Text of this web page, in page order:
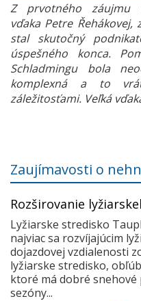
Z prvotného záujmu
vďaka Petre
stal skutočný
úspešného konca.
Schladmingu bola
komplexná a to
záležitosťami. Veľká
Zaujímavosti o
Rozširovanie
Lyžiarske stredisko
najviac sa rozvíjajúcim
dojazdovej vzdialenosti
lyžiarske stredisko,
ktoré má dobré snehové
sezóny...